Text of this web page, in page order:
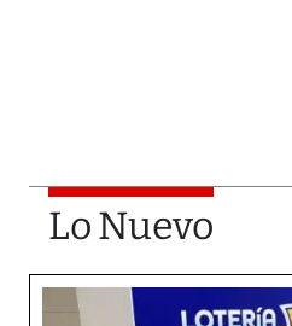
Lo Nuevo